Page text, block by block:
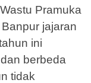
Pramuka
jajaran
ini
berbeda
tidak